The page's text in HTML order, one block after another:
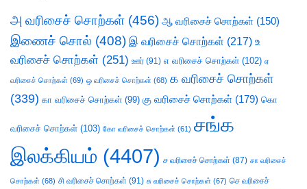
அ வரிசைச் சொற்கள் (456) ஆ வரிசைச் சொற்கள் (150)
இணைச் சொல் (408) இ வரிசைச் சொற்கள் (217) உ
வரிசைச் சொற்கள் (251) ஊர் (91) எ வரிசைச் சொற்கள் (102) ஏ
வரிசைச் சொற்கள் (69) ஒ வரிசைச் சொற்கள் (68) க வரிசைச் சொற்கள்
(339) கா வரிசைச் சொற்கள் (99) கு வரிசைச் சொற்கள் (179) கொ
வரிசைச் சொற்கள் (103) கோ வரிசைச் சொற்கள் (61) சங்க
இலக்கியம் (4407) ச வரிசைச் சொற்கள் (87) சா வரிசைச்
சொற்கள் (68) சி வரிசைச் சொற்கள் (91) சு வரிசைச் சொற்கள் (67) செ வரிசைச்